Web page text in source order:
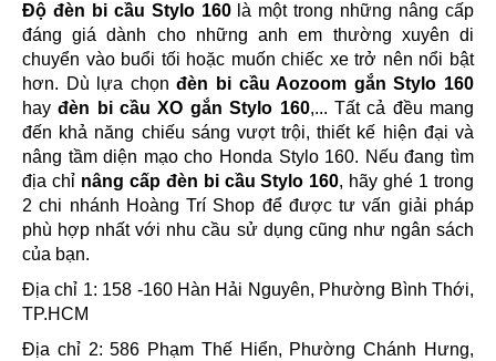
Độ đèn bi cầu Stylo 160là một trong những nâng cấp
đáng giá dành cho những anh em thường xuyên di
chuyển vào buổi tối hoặc muốn chiếc xe trở nên nổi bật
hơn. Dù lựa chọnđèn bi cầu Aozoom gắn Stylo 160
hayđèn bi cầu XO gắn Stylo 160,... Tất cả đều mang
đến khả năng chiếu sáng vượt trội, thiết kế hiện đại và
nâng tầm diện mạo cho Honda Stylo 160. Nếu đang tìm
địa chỉ nâng cấp đèn bi cầu Stylo 160, hãy ghé 1 trong
2 chi nhánh Hoàng Trí Shop để được tư vấn giải pháp
phù hợp nhất với nhu cầu sử dụng cũng như ngân sách
của bạn.
Địa chỉ 1: 158 -160 Hàn Hải Nguyên, Phường Bình Thới,
TP.HCM
Địa chỉ 2: 586 Phạm Thế Hiển, Phường Chánh Hưng,